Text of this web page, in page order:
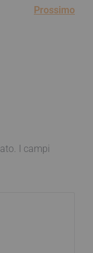
Prossimo
I campi